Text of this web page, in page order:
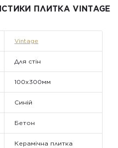
у робочі дні. У суботу,
не обробляються та не
ПЛИТКА VINTAGE
Vintage
Для стін
100x300мм
Синій
Бетон
Керамічна плитка